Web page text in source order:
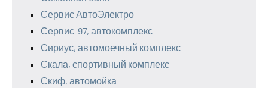
Сервис АвтоЭлектро
Сервис-97, автокомплекс
Сириус, автомоечный комплекс
Скала, спортивный комплекс
Скиф, автомойка